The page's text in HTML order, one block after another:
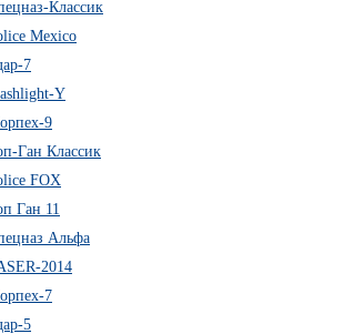
Классик
Mexico
7
Y
9
Ган Классик
FOX
Ган 11
Альфа
2014
7
5